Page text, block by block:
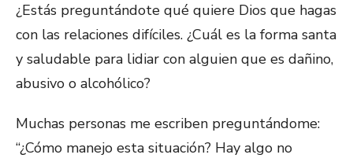
¿Estás preguntándote qué quiere Dios que hagas
con las relaciones difíciles. ¿Cuál es la forma santa
y saludable para lidiar con alguien que es dañino,
abusivo o alcohólico?
Muchas personas me escriben preguntándome:
“¿Cómo manejo esta situación? Hay algo no